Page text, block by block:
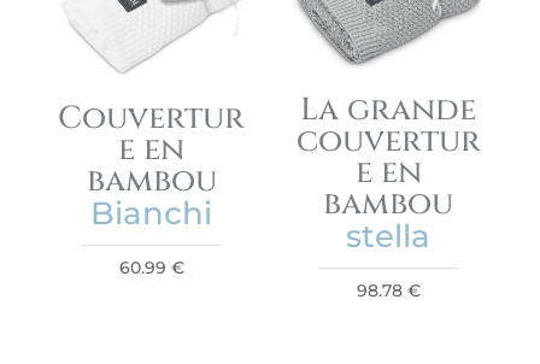
Couvertur
e en
bambou
Bianchi
60.99 €
La grande
couvertur
e en
bambou
stella
98.78 €